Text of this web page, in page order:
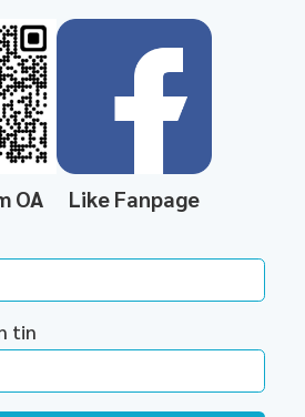
OA Like Fanpage
tin